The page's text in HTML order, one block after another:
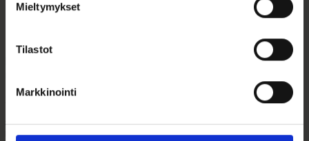
Mieltymykset
Tilastot
Markkinointi
Korvarenkaat,
235,00€
Suomessa valmistetut
kaksinkertaiset rengaskorvakorut
Kultaiset korvakorut